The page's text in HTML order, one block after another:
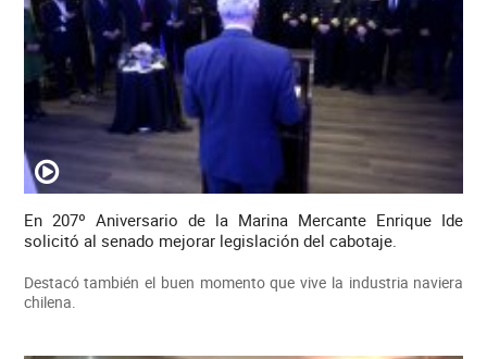
En 207º Aniversario de la Marina Mercante Enrique Ide
solicitó al senado mejorar legislación del cabotaje.
Destacó también el buen momento que vive la industria naviera
chilena.